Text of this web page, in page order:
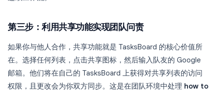
第三步：利用共享功能实现团队问责
如果你与他人合作，共享功能就是 TasksBoard 的核心价值所
在。选择任何列表，点击共享图标，然后输入队友的 Google
邮箱。他们将在自己的 TasksBoard 上获得对共享列表的访问
权限，且更改会为你双方同步。这是在团队环境中处理 how to